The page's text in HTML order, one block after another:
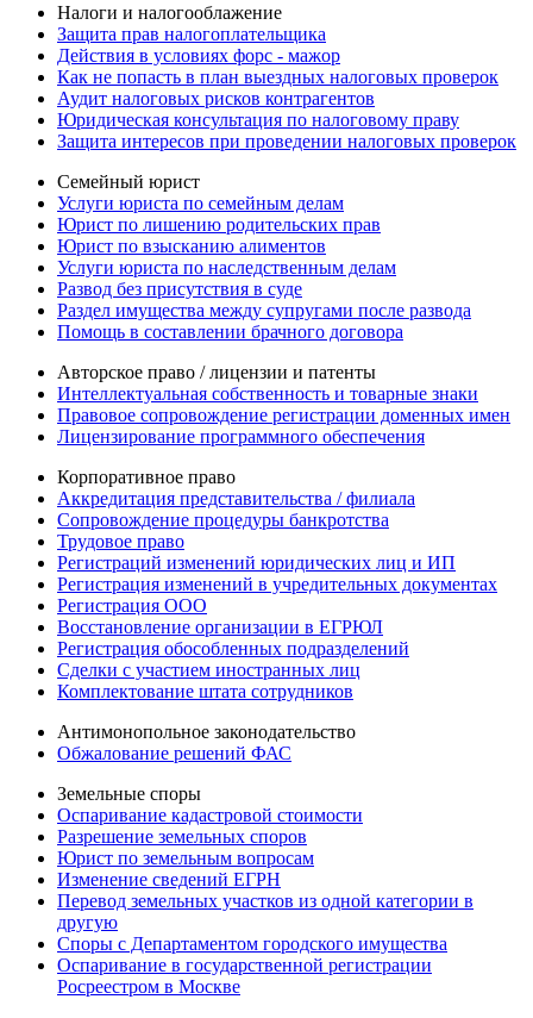
Налоги и налогооблажение
Защита прав налогоплательщика
Действия в условиях форс - мажор
Как не попасть в план выездных налоговых проверок
Аудит налоговых рисков контрагентов
Юридическая консультация по налоговому праву
Защита интересов при проведении налоговых проверок
Семейный юрист
Услуги юриста по семейным делам
Юрист по лишению родительских прав
Юрист по взысканию алиментов
Услуги юриста по наследственным делам
Развод без присутствия в суде
Раздел имущества между супругами после развода
Помощь в составлении брачного договора
Авторское право / лицензии и патенты
Интеллектуальная собственность и товарные знаки
Правовое сопровождение регистрации доменных имен
Лицензирование программного обеспечения
Корпоративное право
Аккредитация представительства / филиала
Сопровождение процедуры банкротства
Трудовое право
Регистраций изменений юридических лиц и ИП
Регистрация изменений в учредительных документах
Регистрация ООО
Восстановление организации в ЕГРЮЛ
Регистрация обособленных подразделений
Сделки с участием иностранных лиц
Комплектование штата сотрудников
Антимонопольное законодательство
Обжалование решений ФАС
Земельные споры
Оспаривание кадастровой стоимости
Разрешение земельных споров
Юрист по земельным вопросам
Изменение сведений ЕГРН
Перевод земельных участков из одной категории в
другую
Споры с Департаментом городского имущества
Оспаривание в государственной регистрации
Росреестром в Москве